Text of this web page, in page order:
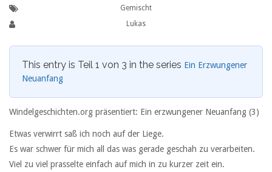
Gemischt
Lukas
This entry is Teil 1 von 3 in the series Ein Erzwungener
Neuanfang
Windelgeschichten.org präsentiert: Ein erzwungener Neuanfang (3)
Etwas verwirrt saß ich noch auf der Liege.
Es war schwer für mich all das was gerade geschah zu verarbeiten.
Viel zu viel prasselte einfach auf mich in zu kurzer zeit ein.